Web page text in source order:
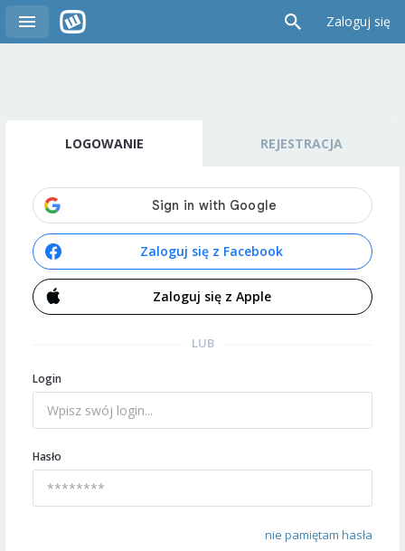
Zaloguj się
LOGOWANIE REJESTRACJA
Zaloguj się z Facebook
Zaloguj się z Apple
LUB
Login
Hasło
nie pamiętam hasła